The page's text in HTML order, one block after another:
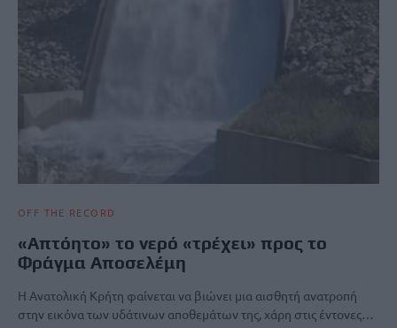
OFF THE RECORD
«Απτόητο» το νερό «τρέχει» προς το
Φράγμα Αποσελέμη
Η Ανατολική Κρήτη φαίνεται να βιώνει μια αισθητή ανατροπή
στην εικόνα των υδάτινων αποθεμάτων της, χάρη στις έντονες…